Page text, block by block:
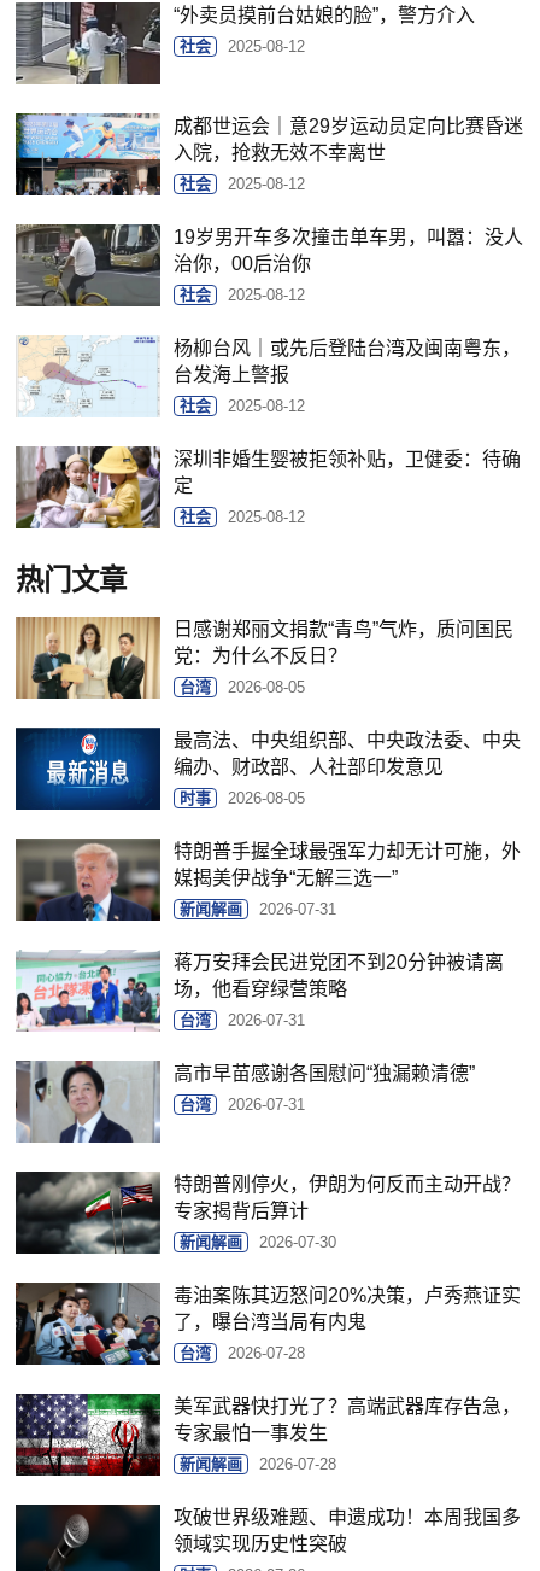
“外卖员摸前台姑娘的脸”，警方介入
社会 2025-08-12
成都世运会｜意29岁运动员定向比赛昏迷
入院，抢救无效不幸离世
社会 2025-08-12
19岁男开车多次撞击单车男，叫嚣：没人
治你，00后治你
社会 2025-08-12
杨柳台风｜或先后登陆台湾及闽南粤东，
台发海上警报
社会 2025-08-12
深圳非婚生婴被拒领补贴，卫健委：待确
定
社会 2025-08-12
热门文章
日感谢郑丽文捐款“青鸟”气炸，质问国民
党：为什么不反日？
台湾 2026-08-05
最高法、中央组织部、中央政法委、中央
编办、财政部、人社部印发意见
时事 2026-08-05
特朗普手握全球最强军力却无计可施，外
媒揭美伊战争“无解三选一”
新闻解画 2026-07-31
蒋万安拜会民进党团不到20分钟被请离
场，他看穿绿营策略
台湾 2026-07-31
高市早苗感谢各国慰问“独漏赖清德”
台湾 2026-07-31
特朗普刚停火，伊朗为何反而主动开战？
专家揭背后算计
新闻解画 2026-07-30
毒油案陈其迈怒问20%决策，卢秀燕证实
了，曝台湾当局有内鬼
台湾 2026-07-28
美军武器快打光了？高端武器库存告急，
专家最怕一事发生
新闻解画 2026-07-28
攻破世界级难题、申遗成功！本周我国多
领域实现历史性突破